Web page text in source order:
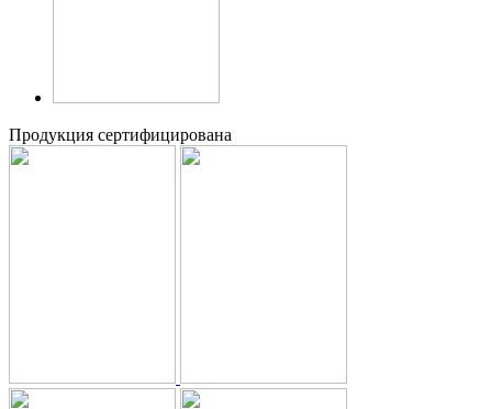
Продукция сертифицирована